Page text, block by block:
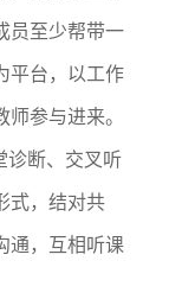
员至少帮带一
平台，以工作
参与进来。
诊断、交叉听
式，结对共
通，互相听课